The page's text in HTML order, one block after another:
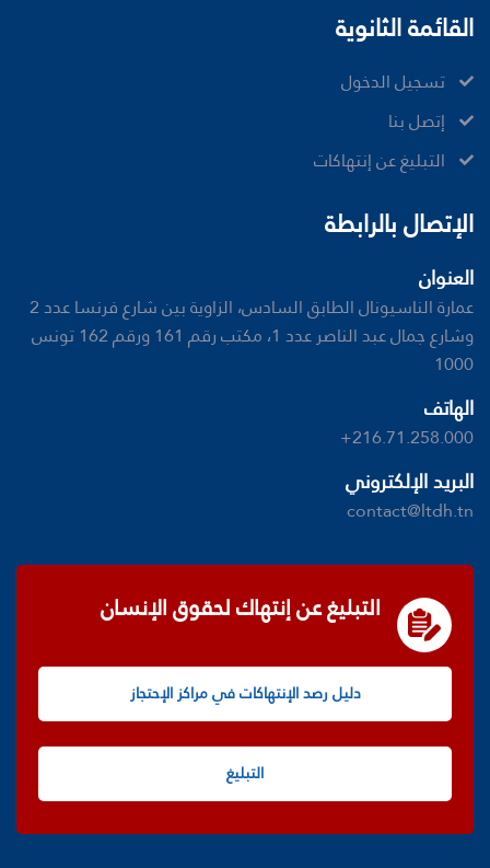
القائمة الثانوية
تسجيل الدخول
إتصل بنا
ﺍﻟﺘﺒﻠﻴﻎ ﻋﻦ ﺇﻧﺘﻬﺎﻛﺎﺕ
الإتصال بالرابطة
العنوان
عمارة الناسيونال الطابق السادس، الزاوية بين شارع فرنسا عدد 2
وشارع جمال عبد الناصر عدد 1، مكتب رقم 161 ورقم 162 تونس
1000
الهاتف
+216.71.258.000
البريد الإلكتروني
contact@ltdh.tn
التبليغ عن إنتهاك لحقوق الإنسان
دليل رصد الإنتهاكات في مراكز الإحتجاز
التبليغ